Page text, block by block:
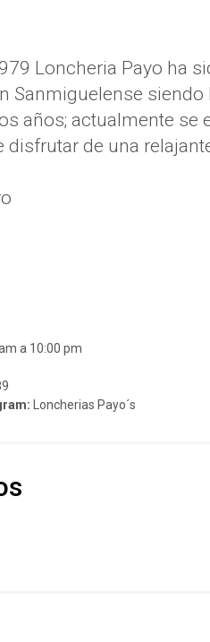
Loncheria Payo ha
Sanmiguelense
años; actualmente se
disfrutar de una
a 10:00 pm
Loncherias Payo´s